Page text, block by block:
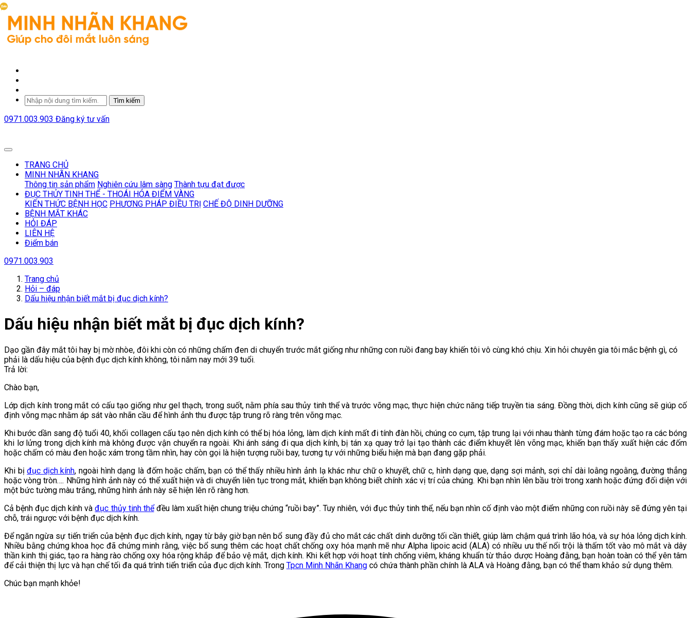
Tìm kiếm
0971.003.903 Đăng ký tư vấn
TRANG CHỦ
MINH NHÃN KHANG
Thông tin sản phẩm Nghiên cứu lâm sàng Thành tựu đạt được
ĐỤC THỦY TINH THỂ - THOÁI HÓA ĐIỂM VÀNG
KIẾN THỨC BỆNH HỌC PHƯƠNG PHÁP ĐIỀU TRỊ CHẾ ĐỘ DINH DƯỠNG
BỆNH MẮT KHÁC
HỎI ĐÁP
LIÊN HỆ
Điểm bán
0971.003.903
Trang chủ
Hỏi – đáp
Dấu hiệu nhận biết mắt bị đục dịch kính?
Dấu hiệu nhận biết mắt bị đục dịch kính?
Dạo gần đây mắt tôi hay bị mờ nhòe, đôi khi còn có những chấm đen di chuyển trước mắt giống như những con ruồi đang bay khiến tôi vô cùng khó chịu. Xin hỏi chuyên gia tôi mắc bệnh gì, có
phải là dấu hiệu của bệnh đục dịch kính không, tôi năm nay mới 39 tuổi.
Trả lời:
Chào bạn,
Lớp dịch kính trong mắt có cấu tạo giống như gel thạch, trong suốt, nằm phía sau thủy tinh thể và trước võng mạc, thực hiện chức năng tiếp truyền tia sáng. Đồng thời, dịch kính cũng sẽ giúp cố
định võng mạc nhằm áp sát vào nhãn cầu để hình ảnh thu được tập trung rõ ràng trên võng mạc.
Khi bước dần sang độ tuổi 40, khối collagen cấu tạo nên dịch kính có thể bị hóa lỏng, làm dịch kính mất đi tính đàn hồi, chúng co cụm, tập trung lại với nhau thành từng đám hoặc tạo ra các bóng
khi lơ lửng trong dịch kính mà không được vận chuyển ra ngoài. Khi ánh sáng đi qua dịch kính, bị tán xạ quay trở lại tạo thành các điểm khuyết lên võng mạc, khiến bạn thấy xuất hiện các đốm
hoặc chấm có màu đen hoặc xám trong tầm nhìn, hay còn gọi là hiện tượng ruồi bay, tương tự với những biểu hiện mà bạn đang gặp phải.
Khi bịđục dịch kính, ngoài hình dạng là đốm hoặc chấm, bạn có thể thấy nhiều hình ảnh lạ khác như chữ o khuyết, chữ c, hình dạng que, dạng sợi mảnh, sợi chỉ dài loằng ngoằng, đường thẳng
hoặc vòng tròn…. Những hình ảnh này có thể xuất hiện và di chuyển liên tục trong mắt, khiến bạn không biết chính xác vị trí của chúng. Khi bạn nhìn lên bầu trời trong xanh hoặc đứng đối diện với
một bức tường màu trắng, những hình ảnh này sẽ hiện lên rõ ràng hơn.
Cả bệnh đục dịch kính vàđục thủy tinh thểđều làm xuất hiện chung triệu chứng “ruồi bay”. Tuy nhiên, với đục thủy tinh thể, nếu bạn nhìn cố định vào một điểm những con ruồi này sẽ đứng yên tại
chỗ, trái ngược với bệnh đục dịch kính.
Để ngăn ngừa sự tiến triển của bệnh đục dịch kính, ngay từ bây giờ bạn nên bổ sung đầy đủ cho mắt các chất dinh dưỡng tối cần thiết, giúp làm chậm quá trình lão hóa, và sự hóa lỏng dịch kính.
Nhiều bằng chứng khoa học đã chứng minh rằng, việc bổ sung thêm các hoạt chất chống oxy hóa mạnh mẽ như Alpha lipoic acid (ALA) có nhiều ưu thế nổi trội là thấm tốt vào mô mắt và dây
thần kinh thị giác, tạo ra hàng rào chống oxy hóa rộng khắp để bảo vệ mắt, dịch kính. Khi kết hợp với hoạt tính chống viêm, kháng khuẩn từ thảo dược Hoàng đằng, bạn hoàn toàn có thể yên tâm
để cải thiện thị lực và hạn chế tối đa quá trình tiển triển của đục dịch kính. Trong Tpcn Minh Nhãn Khang có chứa thành phần chính là ALA và Hoàng đằng, bạn có thể tham khảo sử dụng thêm.
Chúc bạn mạnh khỏe!